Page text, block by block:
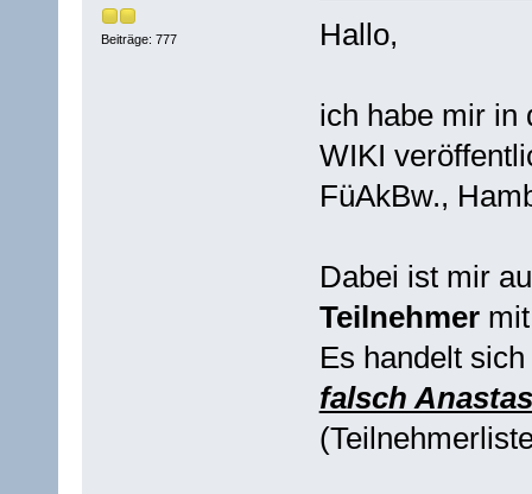
Beiträge: 777 Hallo,
ich habe mir in
WIKI
FüAkBw.,
Dabei ist mir
Teilnehmer
Es handelt
falsch